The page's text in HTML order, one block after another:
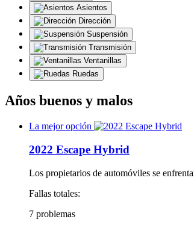
Asientos
Dirección
Suspensión
Transmisión
Ventanillas
Ruedas
Años buenos y malos
La mejor opción
2022 Escape Hybrid
Los propietarios de automóviles se
Fallas totales:
7 problemas